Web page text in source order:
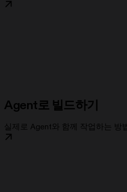
Agent로 빌드하기
실제로 Agent와 함께 작업하는 방